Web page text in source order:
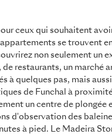
ceux qui souhaitent
se trouvent
non seulement un
restaurants, un marché
à quelques pas, mais
de Funchal à
un centre de plongée
d'observation des
à pied. Le Madeira